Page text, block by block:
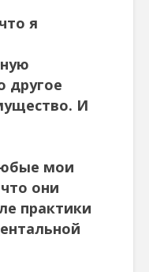
я
другое
И
мои
они
практики